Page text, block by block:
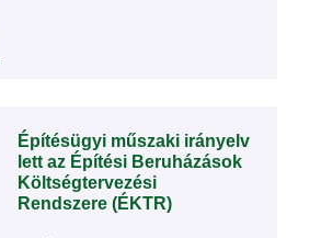
Építésügyi műszaki irányelv
lett az Építési Beruházások
Költségtervezési
Rendszere (ÉKTR)